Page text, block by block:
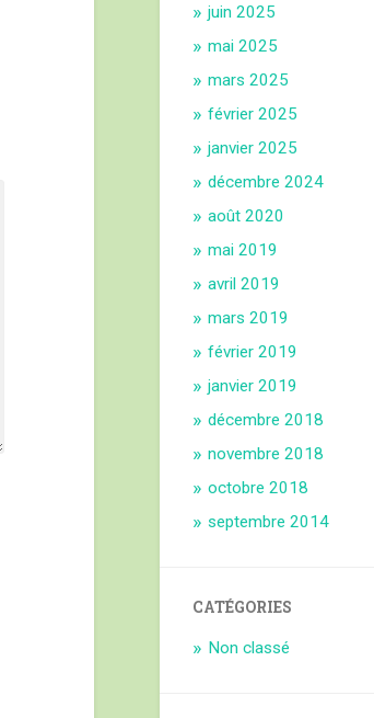
juin 2025
mai 2025
mars 2025
février 2025
janvier 2025
décembre 2024
août 2020
mai 2019
avril 2019
mars 2019
février 2019
janvier 2019
décembre 2018
novembre 2018
octobre 2018
septembre 2014
CATÉGORIES
Non classé